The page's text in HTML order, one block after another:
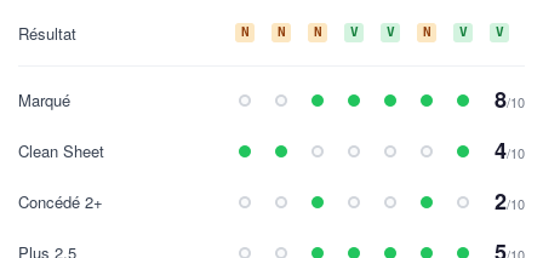
Résultat N N N V V N V V
Marqué 8/10
Clean Sheet 4/10
Concédé 2+ 2/10
Plus 2.5 5/10